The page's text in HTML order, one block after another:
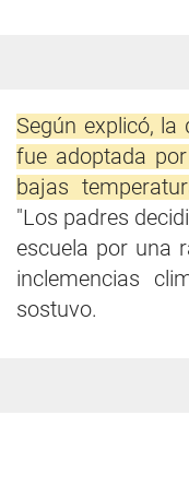
Según explicó, la
fue adoptada
bajas
"Los padres
escuela por una
inclemencias
sostuvo.